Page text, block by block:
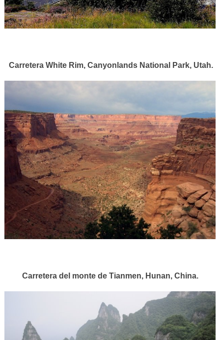
Carretera White Rim, Canyonlands National Park, Utah.
Carretera del monte de Tianmen, Hunan, China.